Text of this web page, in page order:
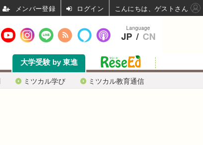
ミツカル学び ミツカル教育通信
大学受験 by 東進
Language
JP / CN
ログイン こんにちは、ゲストさん